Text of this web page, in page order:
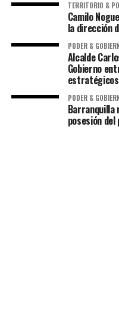
TERRITORIO &
Camilo
la dirección
PODER &
Alcalde
Gobierno
PODER &
posesión